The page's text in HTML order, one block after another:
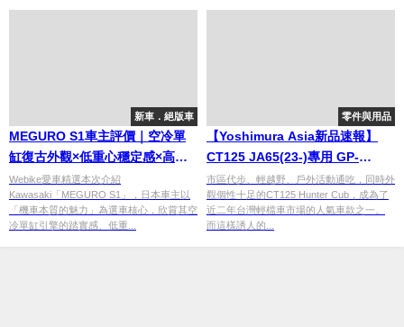
新車．絕版車
MEGURO S1車主評價｜空冷單
缸復古外觀×低重心穩定感×高質
感做工，Kawasaki復古街車完整
心得【Webike愛車精選】
Webike愛車精選本次介紹
Kawasaki「MEGURO S1」，日本車主以
「機車本質的魅力」為選車核心，欣賞其空
冷單缸引擎的踏實感、低重...
零件與用品
【Yoshimura Asia新品速報】
CT125 JA65(23-)專用 GP-
MAGNUM Type-Up 全段排氣管
登場：千呼萬喚始出來，新年式
終於有得改！
市區代步、輕越野、戶外活動通吃，同時外
觀個性十足的CT125 Hunter Cub，成為了
近二年台灣輕檔車市場的人氣車款之一。
而這樣誘人的...